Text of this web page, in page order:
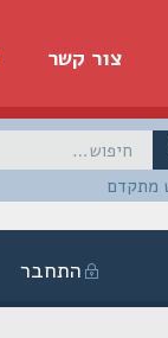
צור קשר
מתקדם
התחבר